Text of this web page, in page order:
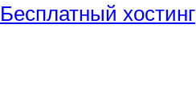
Бесплатный хостинг